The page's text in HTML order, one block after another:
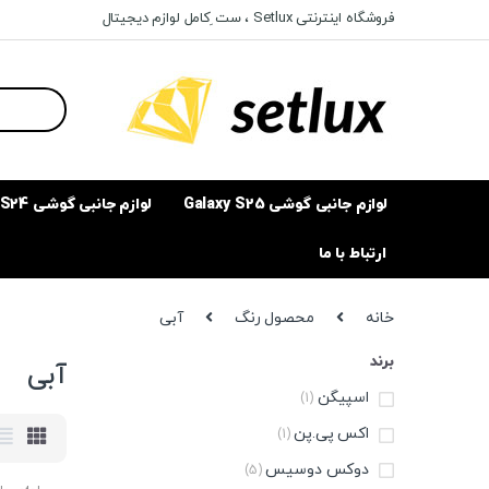
to
to
فروشگاه اینترنتی Setlux ، ست ِکامل لوازم دیجیتال
Search
for:
لوازم جانبی گوشی Galaxy S25 لوازم جانبی گوشی Galaxy S24
ارتباط با ما
خانه محصول رنگ آبی
آبی
برند
اسپیگن (1)
اکس پی.پن (1)
دوکس دوسیس (5)